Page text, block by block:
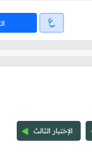
الإختبار الثالث